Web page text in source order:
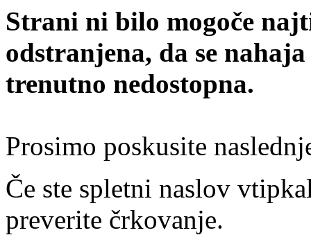
Strani ni bilo mogoče
odstranjena, da se
trenutno nedostopna.
Prosimo poskusite
Če ste spletni naslov
preverite črkovanje.